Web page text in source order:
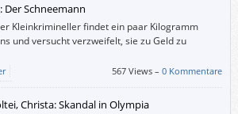
Der Schneemann
Kleinkrimineller findet ein paar Kilogramm
und versucht verzweifelt, sie zu Geld zu
567 Views –0 Kommentare
Christa: Skandal in Olympia